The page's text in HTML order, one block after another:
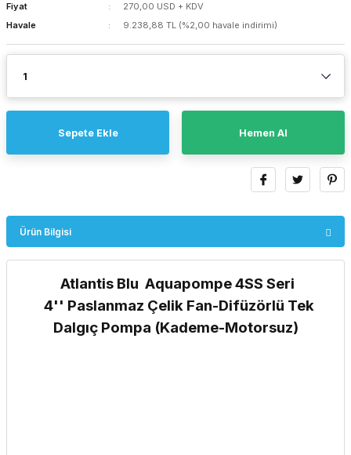
Fiyat
270,00 USD + KDV
Havale
9.238,88 TL (%2,00 havale indirimi)
Sepete Ekle Hemen Al
Ürün Bilgisi
Atlantis Blu Aquapompe 4SS Seri
4'' Paslanmaz Çelik Fan-Difüzörlü Tek
Dalgıç Pompa (Kademe-Motorsuz)